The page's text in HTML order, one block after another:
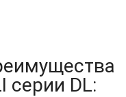
серии DL: